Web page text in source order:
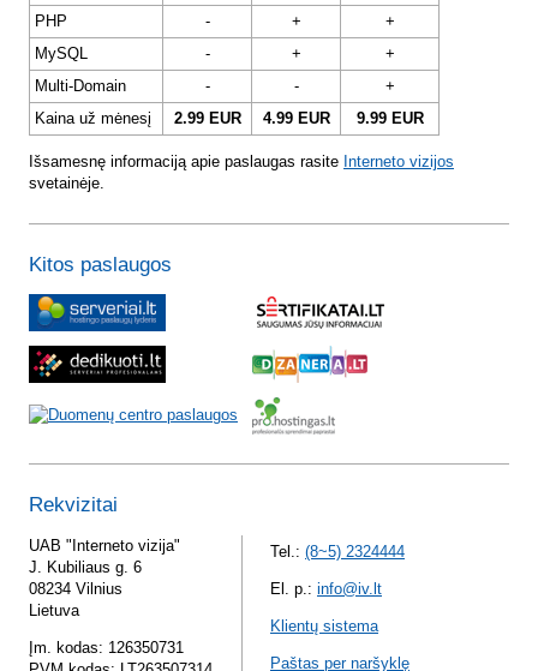
PHP
- +
+
MySQL
- +
+
Multi-Domain
- -
+
Kaina už mėnesį
2.99 EUR 4.99 EUR 9.99 EUR
Išsamesnę informaciją apie paslaugas rasite Interneto vizijos
svetainėje.
Kitos paslaugos
Rekvizitai
UAB "Interneto vizija"
J. Kubiliaus g. 6
08234 Vilnius
Lietuva
Įm. kodas: 126350731
Tel.: (8~5) 2324444
El. p.: info@iv.lt
Klientų sistema
Paštas per naršyklę